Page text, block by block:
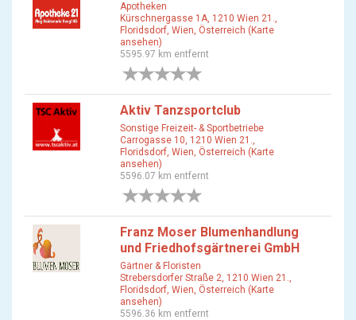
Apotheken
Kürschnergasse 1A, 1210 Wien 21.,
Floridsdorf, Wien, Österreich (Karte
ansehen)
5595.97 km entfernt
Aktiv Tanzsportclub
Sonstige Freizeit- & Sportbetriebe
Carrogasse 10, 1210 Wien 21.,
Floridsdorf, Wien, Österreich (Karte
ansehen)
5596.07 km entfernt
Franz Moser Blumenhandlung
und Friedhofsgärtnerei GmbH
Gärtner & Floristen
Strebersdorfer Straße 2, 1210 Wien 21.,
Floridsdorf, Wien, Österreich (Karte
ansehen)
5596.36 km entfernt